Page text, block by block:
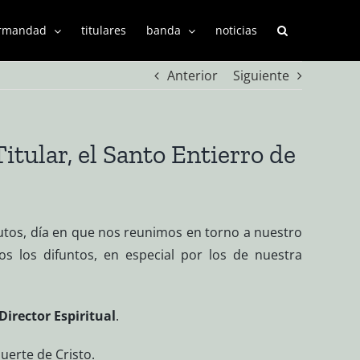
titulares banda noticias
Anterior Siguiente
el Santo Entierro de
día en que nos reunimos en torno a nuestro
los difuntos, en especial por los de nuestra
Espiritual.
de Cristo.